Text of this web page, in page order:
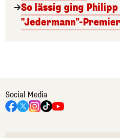
So lässig ging
"Jedermann"-
Social Media